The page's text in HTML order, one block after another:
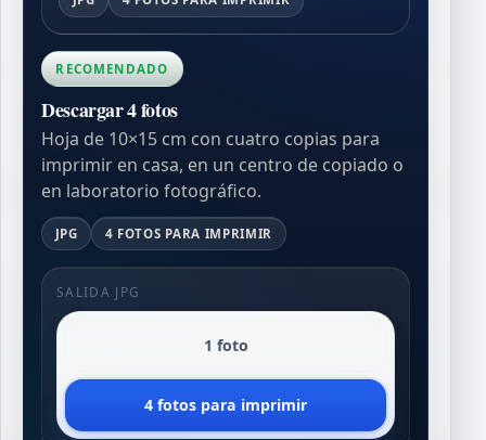
RECOMENDADO
Descargar 4 fotos
Hoja de 10×15 cm con cuatro copias para
imprimir en casa, en un centro de copiado o
en laboratorio fotográfico.
JPG 4 FOTOS PARA IMPRIMIR
SALIDA JPG
1 foto
4 fotos para imprimir